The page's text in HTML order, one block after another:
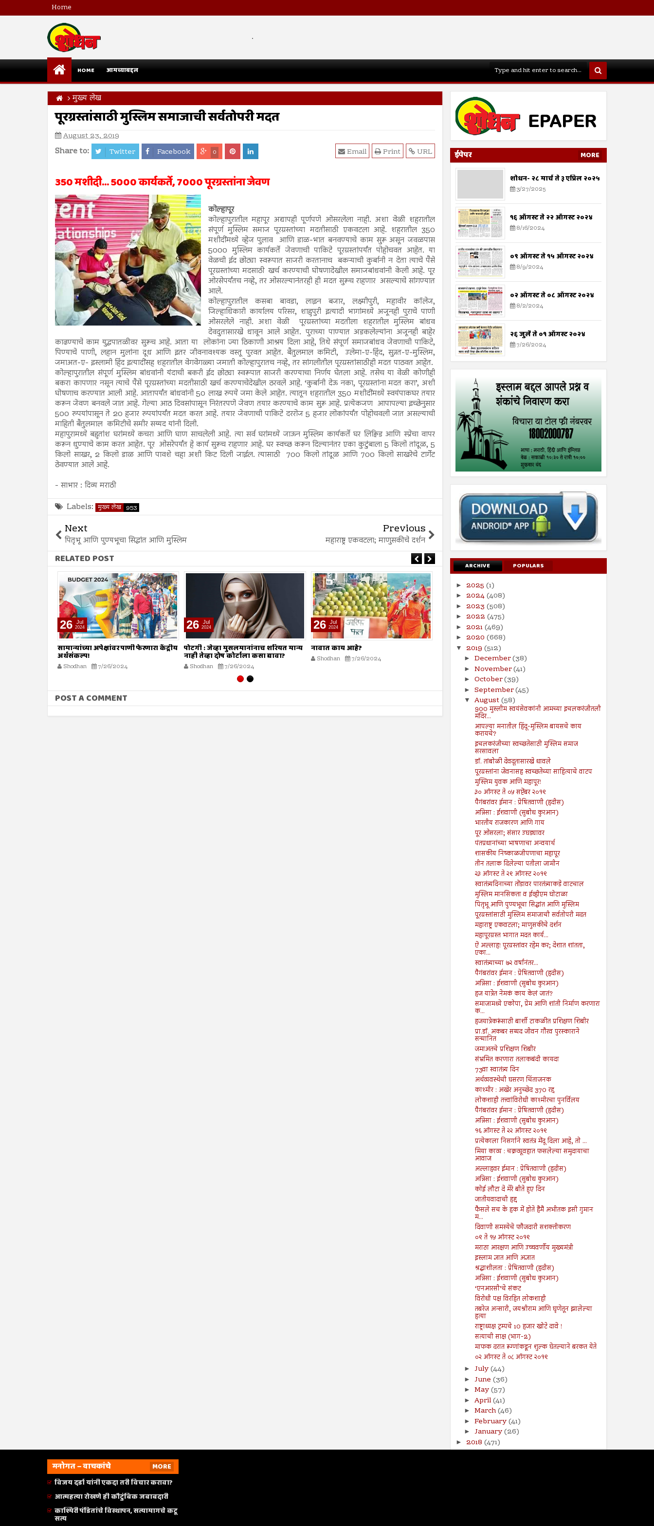
Home
.
HOME आमच्याबद्दल
मुख्य लेख
पूरग्रस्तांसाठी मुस्लिम समाजाची सर्वतोपरी मदत
August 23, 2019
Share to: Twitter Facebook 0 URL
Print
Email
350 मशीदी... 5000 कार्यकर्ते, 7000 पूरग्रस्तांना जेवण
कोल्हापूर
कोल्हापुरातील महापूर अद्यापही पूर्णपणे ओसरलेला नाही. अशा वेळी शहरातील
संपूर्ण मुस्लिम समाज पूरग्रस्तांच्या मदतीसाठी एकवटला आहे. शहरातील 350
मशीदींमध्ये व्हेज पुलाव आणि डाळ-भात बनवण्याचे काम सुरू असून जवळपास
5000 मुस्लिम कार्यकर्ते जेवणाची पाकिटे पूरग्रस्तांपर्यंत पोहोचवत आहेत. या
वेळची ईद छोट्या स्वरूपात साजरी करतानाच बकऱ्याची कुर्बानी न देता त्याचे पैसे
पूरग्रस्तांच्या मदसाठी खर्च करण्याची घोषणादेखील समाजबांधवांनी केली आहे. पूर
ओरसेपर्यंतच नव्हे, तर ओसरल्यानंतरही ही मदत सुरूच राहणार असल्याचे सांगण्यात
आले.
कोल्हापुरातील कसबा बावडा, लाइन बजार, लक्ष्मीपुरी, महावीर कॉलेज,
जिल्हाधिकारी कार्यालय परिसर, शाहुपुरी इत्यादी भागांमध्ये अजूनही पुराचे पाणी
ओसरलेले नाही. अशा वेळी पूरग्रस्तांच्या मदतीला शहरातील मुस्लिम बांधव
देवदुतासारखे धावून आले आहेत. पुराच्या पाण्यात अडकलेल्यांना अजूनही बाहेर
काढण्याचे काम युद्धपातळीवर सुरूच आहे. आता या लोकांना ज्या ठिकाणी आश्रय दिला आहे, तिथे संपूर्ण समाजबांधव जेवणाची पाकिटे,
पिण्याचे पाणी, लहान मुलांना दूध आणि इतर जीवनावश्यक वस्तू पुरवत आहेत. बैतुलमाल कमिटी, उलेमा-ए-हिंद, सुन्नत-ए-मुस्लिम,
जमाअत-ए- इस्लामी हिंद इत्यादींसह शहरातील वेगवेगळ्या जमाती कोल्हापुरातच नव्हे, तर सांगलीतील पूरग्रस्तांसाठीही मदत पाठवत आहेत.
कोल्हापुरातील संपूर्ण मुस्लिम बांधवांनी यंदाची बकरी ईद छोट्या स्वरूपात साजरी करण्याचा निर्णय घेतला आहे. तसेच या वेळी कोणीही
बकरा कापणार नसून त्याचे पैसे पूरग्रस्तांच्या मदतीसाठी खर्च करण्याचेदेखील ठरवले आहे. ‘कुर्बानी देऊ नका, पूरग्रस्तांना मदत करा’, अशी
घोषणाच करण्यात आली आहे. आतापर्यंत बांधवांनी 50 लाख रुपये जमा केले आहेत. त्यातून शहरातील 350 मशीदींमध्ये स्वयंपाकघर तयार
करून जेवण बनवले जात आहे. गेल्या आठ दिवसांपासून निरंतरपणे जेवण तयार करण्याचे काम सुरू आहे. प्रत्येकजण आपापल्या इच्छेनुसार
500 रुपयांपासून ते 20 हजार रुपयांपर्यंत मदत करत आहे. तयार जेवणाची पाकिटे दररोज 5 हजार लोकांपर्यंत पोहोचवली जात असल्याची
माहिती बैतुलमाल कमिटीचे समीर सय्यद यांनी दिली.
महापुरामध्ये बहुतांश घरांमध्ये कचरा आणि घाण साचलेली आहे. त्या सर्व घरांमध्ये जाऊन मुस्लिम कार्यकर्ते घर लिक्विड आणि स्प्रेचा वापर
करून धुण्याचे काम करत आहेत. पूर ओसरेपर्यंत हे कार्य सुरूच राहणार आहे. घर स्वच्छ करून दिल्यानंतर एका कुटुंबाला 5 किलो तांदूळ, 5
किलो साखर, 2 किलो डाळ आणि पावशे चहा अशी किट दिली जाईल. त्यासाठी 700 किलो तांदूळ आणि 700 किलो साखरेचे टार्गेट
ठेवण्यात आले आहे.
- साभार : दिव्य मराठी
Labels: मुख्य लेख 953
Next
पितृभू आणि पुण्यभूचा सिद्धांत आणि मुस्लिम
Previous
महाराष्ट्र एकवटला; माणुसकीचे दर्शन
RELATED POST
26 Jul
2024
पोटगी : जेव्हा मुसलमानांनाच शरियत मान्य
नाही तेव्हा दोष कोर्टाला कसा द्यावा?
Shodhan 7/26/2024
26 Jul
2024
नावात काय आहे?
Shodhan 7/26/2024
19 Jul
2024
मोहर्रम हा सण नाही?
Shodhan 7/19/2024
2024
पुरोगामी चळवळींना लक्ष्य करण्यासाठी
Shodhan 7/19/2024
POST A COMMENT
ईपेपर MORE
शोधन- २८ मार्च ते ३ एप्रिल २०२५
3/27/2025
१६ ऑगस्ट ते २२ ऑगस्ट २०२४
8/16/2024
०९ ऑगस्ट ते १५ ऑगस्ट २०२४
8/9/2024
०२ ऑगस्ट ते ०८ ऑगस्ट २०२४
8/2/2024
२६ जुलै ते ०१ ऑगस्ट २०२४
7/26/2024
ARCHIVE POPULARS
► 2025 (1)
► 2024(408)
► 2023 (508)
► 2022 (475)
► 2021(469)
► 2020 (668)
▼ 2019 (512)
► December(38)
► November(41)
► October(39)
► September(45)
▼ August(58)
900 मुस्लीम स्वयंसेवकांनी आमच्या इचलकरंजीतली
मंदिर...
आपल्या मनातील हिंदू-मुस्लिम बायसचे काय
करायचे?
इचलकरंजीच्या स्वच्छतेसाठी मुस्लिम समाज
सरसावला
डॉ. तांबोळी देवदूतासारखे धावले
पूरग्रस्तांना जेवनासह स्वच्छतेच्या साहित्याचे वाटप
मुस्लिम युवक आणि महापूर!
३० ऑगस्ट ते ०५ सप्टेंबर २०१९
पैगंबरांवर ईमान : प्रेषितवाणी (हदीस)
अन्निसा : ईशवाणी (सुबोध कुरआन)
भारतीय राजकारण आणि गाय
पूर ओसरला; संसार उघड्यावर
पंतप्रधानांच्या भाषणाचा अन्वयार्थ
शासकीय निष्काळजीपणाचा महापूर
तीन तलाक दिलेल्या पतीला जामीन
२३ ऑगस्ट ते २९ ऑगस्ट २०१९
स्वातंत्र्यदिनाच्या तोंडावर पारतंत्र्याकडे वाटचाल
मुस्लिम मानसिकता व ईव्हीएम घोटाळा
पितृभू आणि पुण्यभूचा सिद्धांत आणि मुस्लिम
पूरग्रस्तांसाठी मुस्लिम समाजाची सर्वतोपरी मदत
महाराष्ट्र एकवटला; माणुसकीचे दर्शन
महापूरग्रस्त भागात मदत कार्य...
ऐ अल्लाह! पूरग्रस्तांवर रहेम कर; देशात शांतता,
एका...
स्वातंत्र्याच्या ७२ वर्षांनंतर...
पैगंबरांवर ईमान : प्रेषितवाणी (हदीस)
अन्निसा : ईशवाणी (सुबोध कुरआन)
हज यात्रेत नेमकं काय केलं जातं?
समाजामध्ये एकोपा, प्रेम आणि शांती निर्माण करणारा
क...
हजयात्रेकरूंसाठी बार्शी टाकळीत प्रशिक्षण शिबीर
प्रा.डॉ. अकबर सय्यद जीवन गौरव पुरस्काराने
सन्मानित
जमाअतचे प्रशिक्षण शिबीर
संभ्रमित करणारा तलाकबंदी कायदा
73वा स्वातंत्र्य दिन
अर्थव्यवस्थेची घसरण चिंताजनक
काश्मीर : अखेर अनुच्छेद 370 रद्द
लोकशाही तत्त्वांविरोधी काश्मीरचा पुनर्विलय
पैगंबरांवर ईमान : प्रेषितवाणी (हदीस)
अन्निसा : ईशवाणी (सुबोध कुरआन)
१६ ऑगस्ट ते २२ ऑगस्ट २०१९
प्रत्येकाला निसर्गाने स्वतंत्र मेंदू दिला आहे, तो ...
मिया काव्य : चक्रव्यूवहात फसलेल्या समुदायाचा
आवाज
अल्लाहवर ईमान : प्रेषितवाणी (हदीस)
अन्निसा : ईशवाणी (सुबोध कुरआन)
कोई लौटा दे मेरे बीते हुए दिन
जातीयवादाची हद्द
फैसले सच के हक में होते हैंमैं अभीतक इसी गुमान
म...
दिवाणी समस्येचे फौजदारी सशक्तीकरण
०९ ते १५ ऑगस्ट २०१९
मराठा आरक्षण आणि उच्चवर्णीय मुख्यमंत्री
इस्लाम ज्ञात आणि अज्ञात
श्रद्धाशीलता : प्रेषितवाणी (हदीस)
अन्निसा : ईशवाणी (सुबोध कुरआन)
‘एनआरसी’चे संकट
विरोधी पक्ष विरहित लोकशाही
तबरेज अन्सारी, जयश्रीराम आणि घृणेतून झालेल्या
हत्या
राष्ट्राध्यक्ष ट्रम्पचे 10 हजार खोटे दावे !
सत्याची साक्ष (भाग-2)
माफक दरात रूग्णांकडून शुल्क घेतल्याने बरकत येते
०२ ऑगस्ट ते ०८ ऑगस्ट २०१९
► July(44)
► June (36)
► May(57)
► April(41)
► March(46)
► February(41)
► January(26)
► 2018 (471)
►2017(141)
मनोगत – वाचकांचे
MORE
विजय दर्डा यांनी एकदा तरी विचार करावा?
आत्महत्या रोखणे ही कौटुंबिक जबाबदारी
काश्मिरी पंडितांचे विस्थापन, सत्यामागचे कटू
सत्य